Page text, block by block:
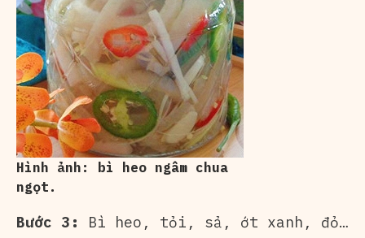
Hình ảnh: bì heo ngâm chua
ngọt.
Bước 3:
Bì heo, tỏi, sả, ớt xanh, đỏ…